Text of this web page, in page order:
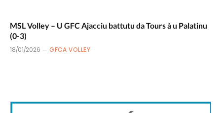
MSL Volley – U GFC Ajacciu battutu da Tours à u Palatinu
(0-3)
18/01/2026 GFCA VOLLEY